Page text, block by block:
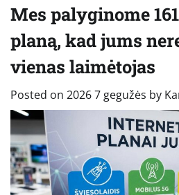
Mes palyginome
planą, kad jums
vienas laimėtojas
Posted on 2026 7 gegužės by